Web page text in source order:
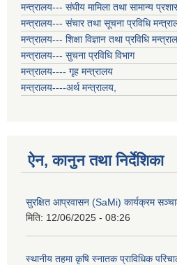
मन्त्रालय--- संघीय मामिला तथा सामान्य
मन्त्रालय--- संचार तथा सूचना प्रविधि
मन्त्रालय--- शिक्षा विज्ञान तथा प्रविधि
मन्त्रालय--- सुचना प्रविधि विभाग
मन्त्रालय---- गृह मन्त्रालय
मन्त्रालय----अर्थ मन्त्रालय,
ऐन, कानुन तथा निर्देशिका
सुरक्षित आप्रवासन (SaMi) कार्यक्रम
मिति: 12/06/2025 - 08:26
स्थानीय तहमा कृषि स्नातक प्राविधिक